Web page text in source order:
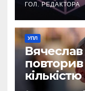
ГОЛ. РЕДАКТОРА
УПЛ